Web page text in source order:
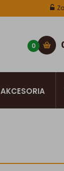
0
AKCESORIA